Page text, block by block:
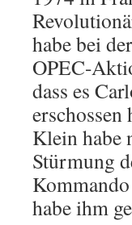
habe bei
OPEC-
dass es
erschossen
Klein habe
Stürmung
habe ihm